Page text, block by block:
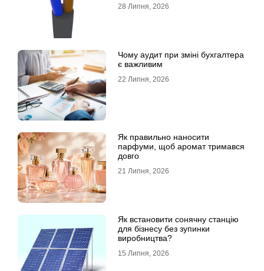
28 Липня, 2026
Чому аудит при зміні бухгалтера
є важливим
22 Липня, 2026
Як правильно наносити
парфуми, щоб аромат тримався
довго
21 Липня, 2026
Як встановити сонячну станцію
для бізнесу без зупинки
виробництва?
15 Липня, 2026